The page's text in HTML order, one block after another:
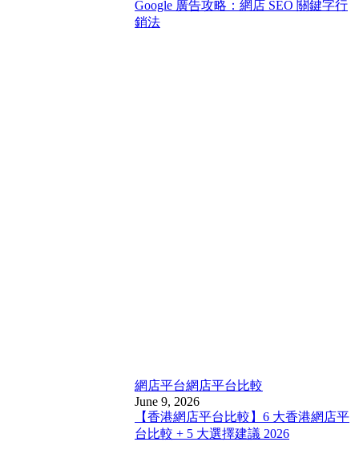
Google 廣告攻略：網店 SEO 關鍵字行
銷法
網店平台網店平台比較
June 9, 2026
【香港網店平台比較】6 大香港網店平
台比較 + 5 大選擇建議 2026